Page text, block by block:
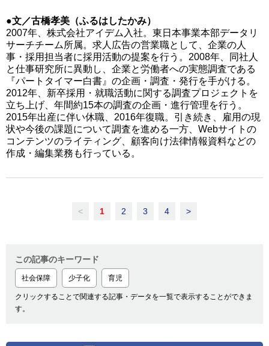
●文／古橋孝美（ふるはしたかみ）
2007年、株式会社アイデム入社。東日本事業本部データリ
サーチチーム所属。求人広告の営業職として、企業の人
事・採用担当者に採用活動の提案を行う。2008年、同社人
と仕事研究所に異動し、企業と労働者への実態調査である
『パートタイマー白書』の企画・調査・発行を手がける。
2012年、新卒採用・就職活動に関する調査プロジェクトを
立ち上げ、年間約15本の調査の企画・進行管理を行う。
2015年出産に伴い休職、2016年復職。引き続き、雇用の現
状や今後の課題について調査を進める一方、Webサイトの
コンテンツのライティング、顧客向け法律情報資料などの
作成・編集業務も行っている。
< 1 2 3 4 >
この記事のキーワード
社会保障 少子化 育児
クリックすることで関連する記事・データを一覧で表示することができま
す。